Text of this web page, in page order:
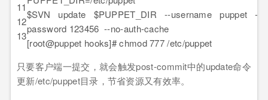
11
12
13
$SVN update $PUPPET_DIR --username puppet --
password 123456 --no-auth-cache
[root@puppet hooks]# chmod 777 /etc/puppet
只要客户端一提交，就会触发post-commit中的update命令
更新/etc/puppet目录，节省资源又有效率。